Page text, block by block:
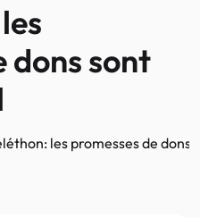
dons sont
les promesses de dons